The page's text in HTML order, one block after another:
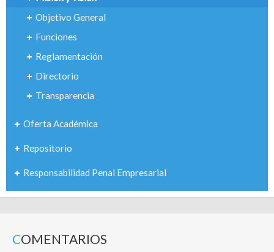
Objetivo General
Funciones
Reglamentación
Directorio
Transparencia
Oferta Académica
Repositorio
Responsabilidad Penal Empresarial
COMENTARIOS